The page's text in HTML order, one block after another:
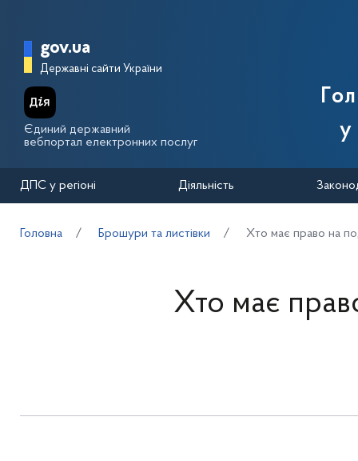
Головна сторінка Державної
gov.ua
Державні сайти України
Єдиний державний
вебпортал електронних послуг
у
ДПС у регіоні Діяльність
Головна Брошури та листівки Хто має право на
Хто має